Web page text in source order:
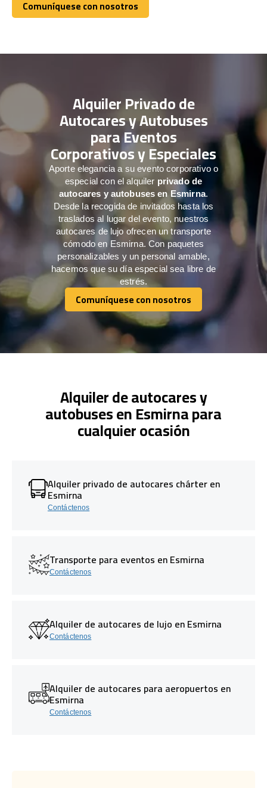
Comuníquese con nosotros
Comuníquese con nosotros
Alquiler Privado de
Autocares y Autobuses
para Eventos
Corporativos y Especiales
Aporte elegancia a su evento corporativo o
especial con el alquiler privado de
autocares y autobuses en Esmirna.
Desde la recogida de invitados hasta los
traslados al lugar del evento, nuestros
autocares de lujo ofrecen un transporte
cómodo en Esmirna. Con paquetes
personalizables y un personal amable,
hacemos que su día especial sea libre de
estrés.
Comuníquese con nosotros
Comuníquese con nosotros
Alquiler de autocares y
autobuses en Esmirna para
cualquier ocasión
Alquiler privado de autocares chárter en
Esmirna
Contáctenos
Transporte para eventos en Esmirna
Contáctenos
Alquiler de autocares de lujo en Esmirna
Contáctenos
Alquiler de autocares para aeropuertos en
Esmirna
Contáctenos